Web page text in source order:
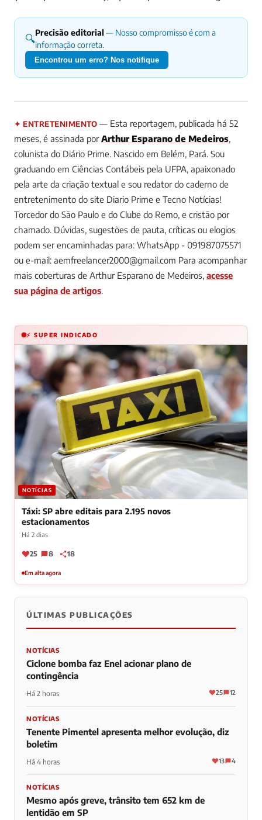
🔍Precisão editorial — Nosso compromisso é com a
informação correta.
Encontrou um erro? Nos notifique
✦ ENTRETENIMENTO — Esta reportagem, publicada há 52
meses, é assinada porArthur Esparano de Medeiros,
colunista do Diário Prime. Nascido em Belém, Pará. Sou
graduando em Ciências Contábeis pela UFPA, apaixonado
pela arte da criação textual e sou redator do caderno de
entretenimento do site Diario Prime e Tecno Notícias!
Torcedor do São Paulo e do Clube do Remo, e cristão por
chamado. Dúvidas, sugestões de pauta, críticas ou elogios
podem ser encaminhadas para: WhatsApp - 091987075571
ou e-mail: aemfreelancer2000@gmail.com Para acompanhar
mais coberturas de Arthur Esparano de Medeiros, acesse
sua página de artigos.
⚡ SUPER INDICADO
NOTÍCIAS
Táxi: SP abre editais para 2.195 novos
estacionamentos
Há 2 dias
25 8 18
Em alta agora
ÚLTIMAS PUBLICAÇÕES
NOTÍCIAS
Ciclone bomba faz Enel acionar plano de
contingência
Há 2 horas 25 12
NOTÍCIAS
Tenente Pimentel apresenta melhor evolução, diz
boletim
Há 4 horas 13 4
NOTÍCIAS
Mesmo após greve, trânsito tem 652 km de
lentidão em SP